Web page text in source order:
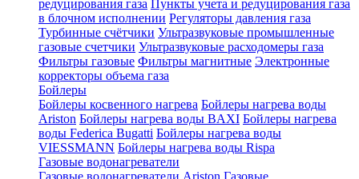
редуцирования газа Пункты учета и редуцирования газа
в блочном исполнении Регуляторы давления газа
Турбинные счётчики Ультразвуковые промышленные
газовые счетчики Ультразвуковые расходомеры газа
Фильтры газовые Фильтры магнитные Электронные
корректоры объема газа
Бойлеры
Бойлеры косвенного нагрева Бойлеры нагрева воды
Ariston Бойлеры нагрева воды BAXI Бойлеры нагрева
воды Federica Bugatti Бойлеры нагрева воды
VIESSMANN Бойлеры нагрева воды Rispa
Газовые водонагреватели
Газовые водонагреватели Ariston Газовые